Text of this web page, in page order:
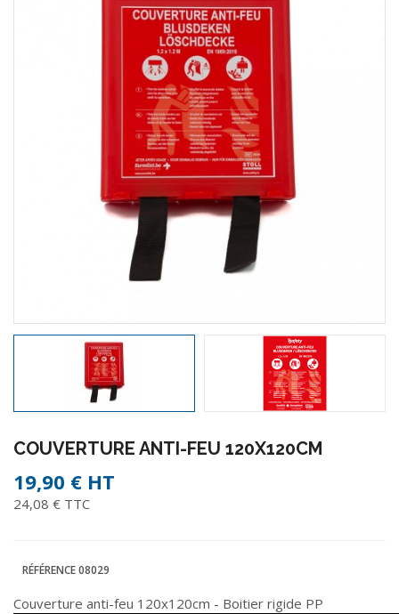
COUVERTURE ANTI-FEU 120X120CM
19,90 € HT
24,08 € TTC
RÉFÉRENCE08029
Couverture anti-feu 120x120cm - Boitier rigide PP